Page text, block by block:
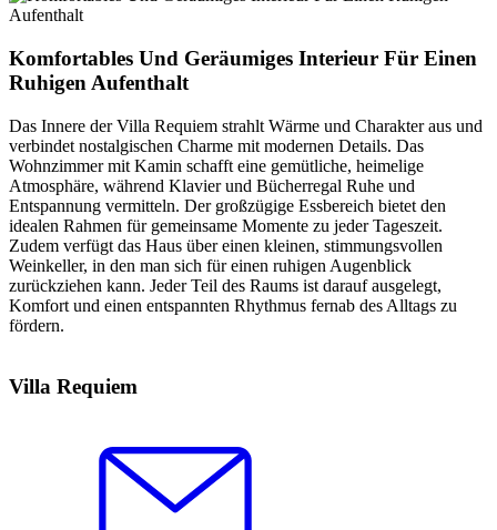
Komfortables Und Geräumiges Interieur Für Einen
Ruhigen Aufenthalt
Das Innere der Villa Requiem strahlt Wärme und Charakter aus und
verbindet nostalgischen Charme mit modernen Details. Das
Wohnzimmer mit Kamin schafft eine gemütliche, heimelige
Atmosphäre, während Klavier und Bücherregal Ruhe und
Entspannung vermitteln. Der großzügige Essbereich bietet den
idealen Rahmen für gemeinsame Momente zu jeder Tageszeit.
Zudem verfügt das Haus über einen kleinen, stimmungsvollen
Weinkeller, in den man sich für einen ruhigen Augenblick
zurückziehen kann. Jeder Teil des Raums ist darauf ausgelegt,
Komfort und einen entspannten Rhythmus fernab des Alltags zu
fördern.
+
Villa Requiem